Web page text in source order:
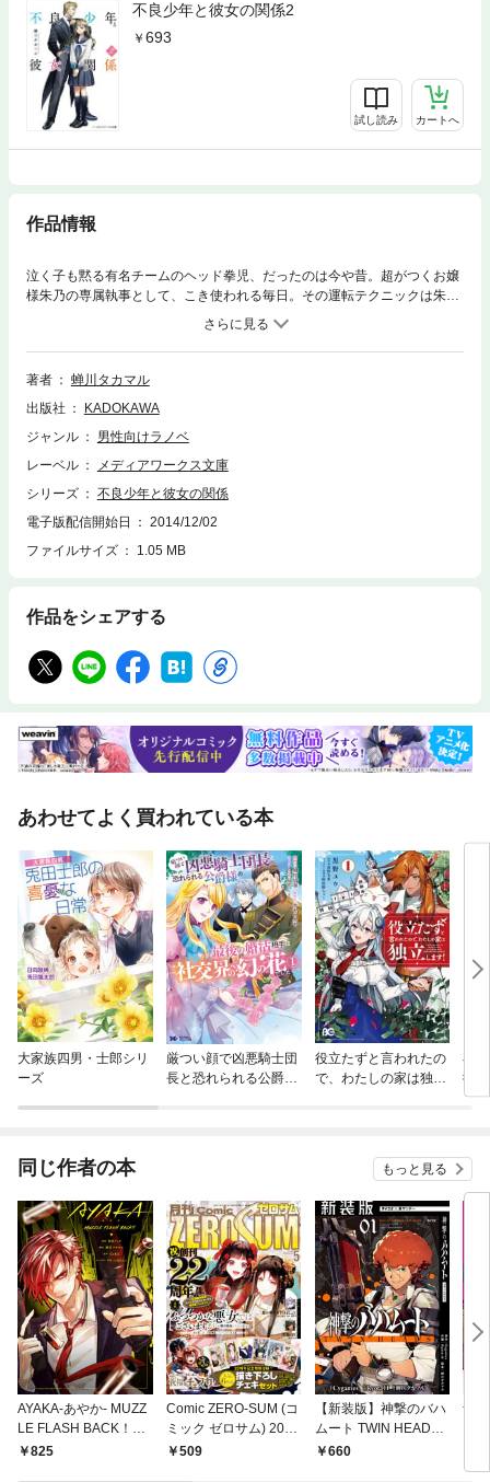
不良少年と彼女の関係2
693
試し読み カートへ
作品情報
泣く子も黙る有名チームのヘッド拳児、だったのは今や昔。超がつくお嬢
様朱乃の専属執事として、こき使われる毎日。その運転テクニックは朱乃
の送迎に生かされているという。 顔を合わせれば憎まれ口の応酬となる
二人だが、どこか微笑ましい。実際、拳児が同級生にもてるのが、気にな
る朱乃だった。 そんな時、朱乃が文化祭のクラスリーダーに抜擢され
る。人見知りの朱乃は動転するが、拳児の叱咤激励により、徐々にクラス
の帰還により波乱が起こり!?
著者
蝉川タカマル
出版社
KADOKAWA
ジャンル
男性向けラノベ
レーベル
メディアワークス文庫
シリーズ
不良少年と彼女の関係
電子版配信開始日
2014/12/02
ファイルサイズ
1.05 MB
作品をシェアする
あわせてよく買われている本
大家族四男・士郎シリ
ーズ
厳つい顔で凶悪騎士団
長と恐れられる公爵様
役立たずと言われたの
で、わたしの家は独立
再
御
マ
同じ作者の本 もっと見る
AYAKA-あやか- MUZZ
LE FLASH BACK！！
【イラスト特典付】
825
Comic ZERO-SUM (コ
ミック ゼロサム) 2024
年5月号[雑誌]
509
【新装版】神撃のバハ
ムート TWIN HEADS
（１）
660
青